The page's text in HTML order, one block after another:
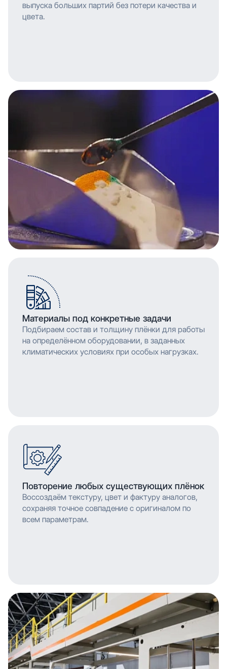
выпуска больших партий без потери качества и
цвета.
Материалы под конкретные задачи
Подбираем состав и толщину плёнки для работы
на определённом оборудовании, в заданных
климатических условиях при особых нагрузках.
Повторение любых существующих плёнок
Воссоздаём текстуру, цвет и фактуру аналогов,
сохраняя точное совпадение с оригиналом по
всем параметрам.